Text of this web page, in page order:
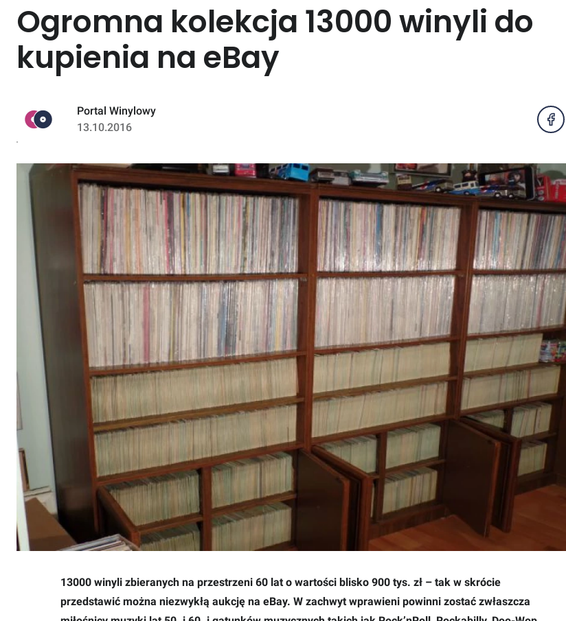
Ogromna kolekcja 13000 winyli do
kupienia na eBay
Portal Winylowy
13.10.2016
13000 winyli zbieranych na przestrzeni 60 lat o wartości blisko 900 tys. zł – tak w skrócie
przedstawić można niezwykłą aukcję na eBay. W zachwyt wprawieni powinni zostać zwłaszcza